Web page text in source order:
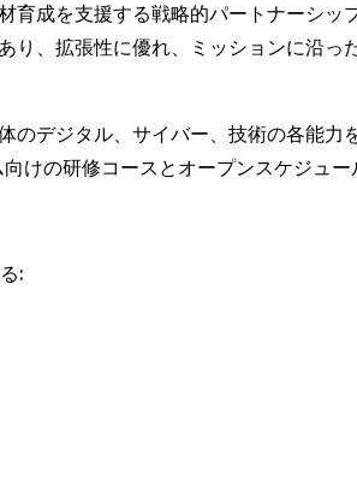
成を支援する戦略的パートナーシ
、拡張性に優れ、ミッションに沿
のデジタル、サイバー、技術の各能
けの研修コースとオープンスケジュー
: